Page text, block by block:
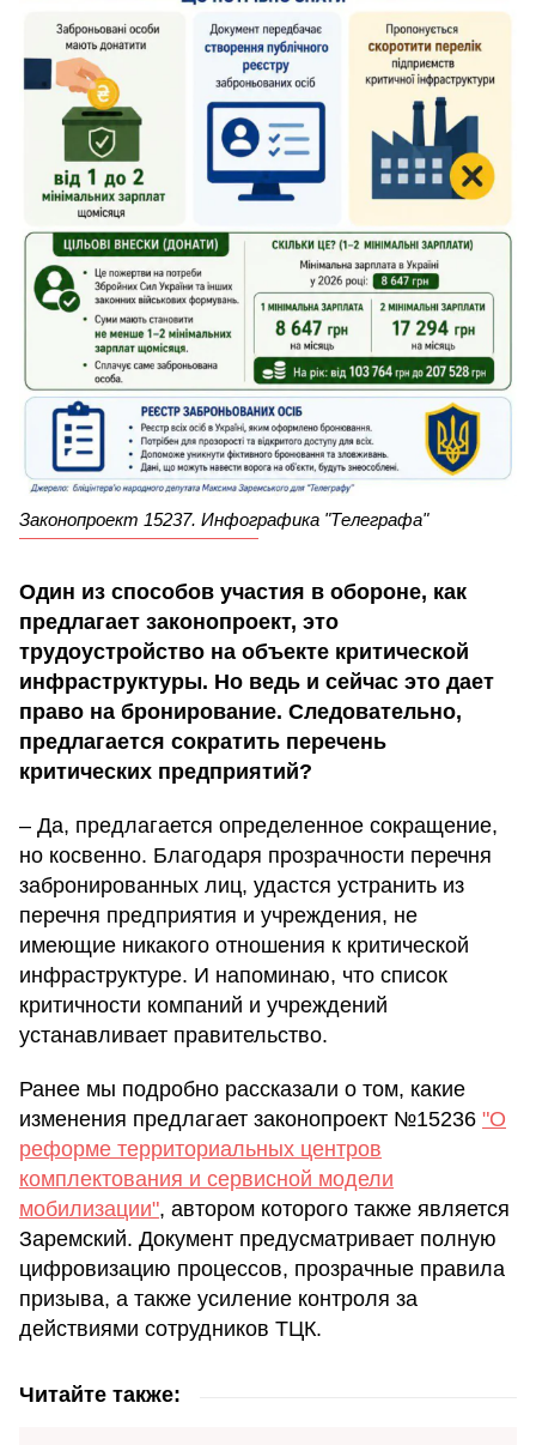
Законопроект 15237. Инфографика "Телеграфа"
Один из способов участия в обороне, как
предлагает законопроект, это
трудоустройство на объекте критической
инфраструктуры. Но ведь и сейчас это дает
право на бронирование. Следовательно,
предлагается сократить перечень
критических предприятий?
– Да, предлагается определенное сокращение,
но косвенно. Благодаря прозрачности перечня
забронированных лиц, удастся устранить из
перечня предприятия и учреждения, не
имеющие никакого отношения к критической
инфраструктуре. И напоминаю, что список
критичности компаний и учреждений
устанавливает правительство.
Ранее мы подробно рассказали о том, какие
изменения предлагает законопроект №15236 "О
реформе территориальных центров
комплектования и сервисной модели
мобилизации", автором которого также является
Заремский. Документ предусматривает полную
цифровизацию процессов, прозрачные правила
призыва, а также усиление контроля за
действиями сотрудников ТЦК.
Читайте также: